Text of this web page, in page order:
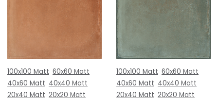
100x100 Matt 60x60 Matt
40x60 Matt 40x40 Matt
20x40 Matt 20x20 Matt
100x100 Matt 60x60 Matt
40x60 Matt 40x40 Matt
20x40 Matt 20x20 Matt